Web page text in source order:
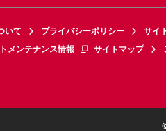
いて プライバシーポリシー
サイ
メンテナンス情報 サイトマップ